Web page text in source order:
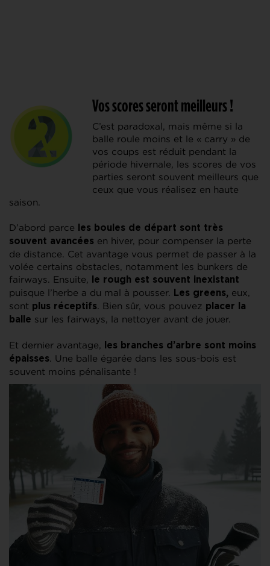
Vos scores seront meilleurs !
C’est paradoxal, mais même si la
balle roule moins et le « carry » de
vos coups est réduit pendant la
période hivernale, les scores de vos
parties seront souvent meilleurs que
ceux que vous réalisez en haute
saison.
D’abord parce
les boules de départ sont très
souvent avancées en hiver, pour compenser la perte
de distance. Cet avantage vous permet de passer à la
volée certains obstacles, notamment les bunkers de
fairways. Ensuite,
le rough est souvent inexistant
puisque l’herbe a du mal à pousser. Les greens, eux,
sont plus réceptifs. Bien sûr, vous pouvez placer la
balle sur les fairways, la nettoyer avant de jouer.
Et dernier avantage,
les branches d’arbre sont moins
épaisses. Une balle égarée dans les sous-bois est
souvent moins pénalisante !